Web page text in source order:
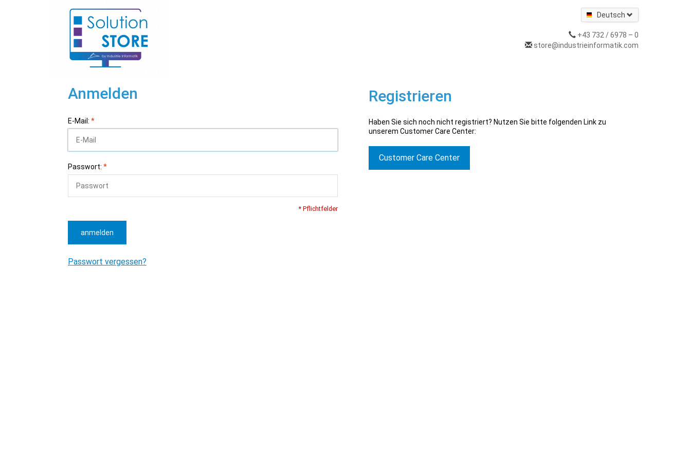
Deutsch
+43 732 / 6978 – 0
store@industrieinformatik.com
Anmelden
E-Mail: *
Passwort: *
* Pflichtfelder
Passwort vergessen?
anmelden
Registrieren
Haben Sie sich noch nicht registriert? Nutzen Sie bitte folgenden Link zu
unserem Customer Care Center:
Customer Care Center